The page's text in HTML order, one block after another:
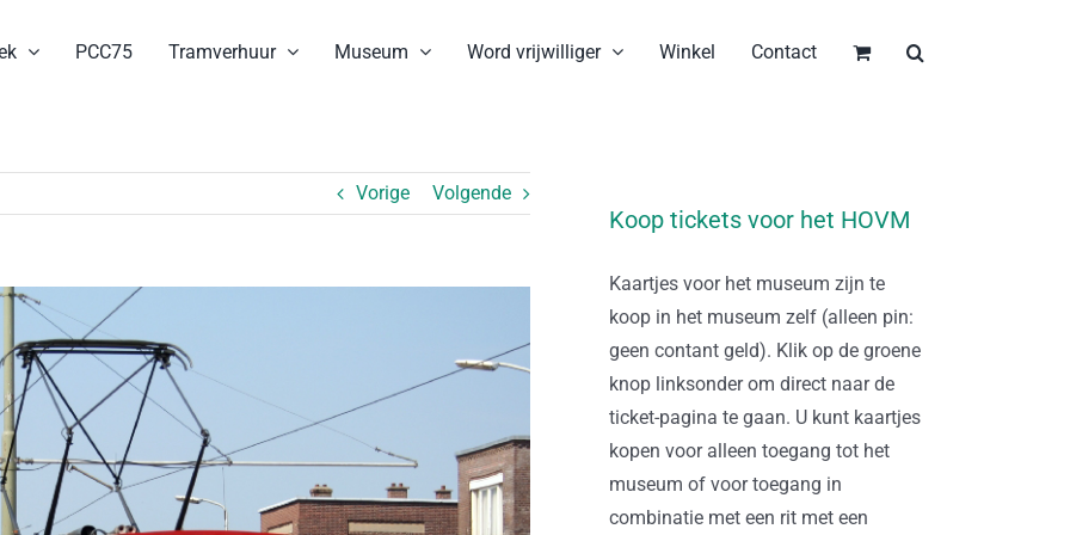
PCC75 Tramverhuur Museum Word vrijwilliger Winkel Contact
Vorige Volgende
Koop tickets voor het HOVM
Kaartjes voor het museum zijn te
koop in het museum zelf (alleen pin:
geen contant geld). Klik op de groene
knop linksonder om direct naar de
ticket-pagina te gaan. U kunt kaartjes
kopen voor alleen toegang tot het
museum of voor toegang in
combinatie met een rit met een